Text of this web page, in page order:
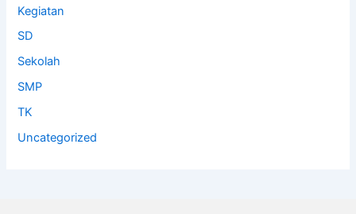
Kegiatan
SD
Sekolah
SMP
TK
Uncategorized